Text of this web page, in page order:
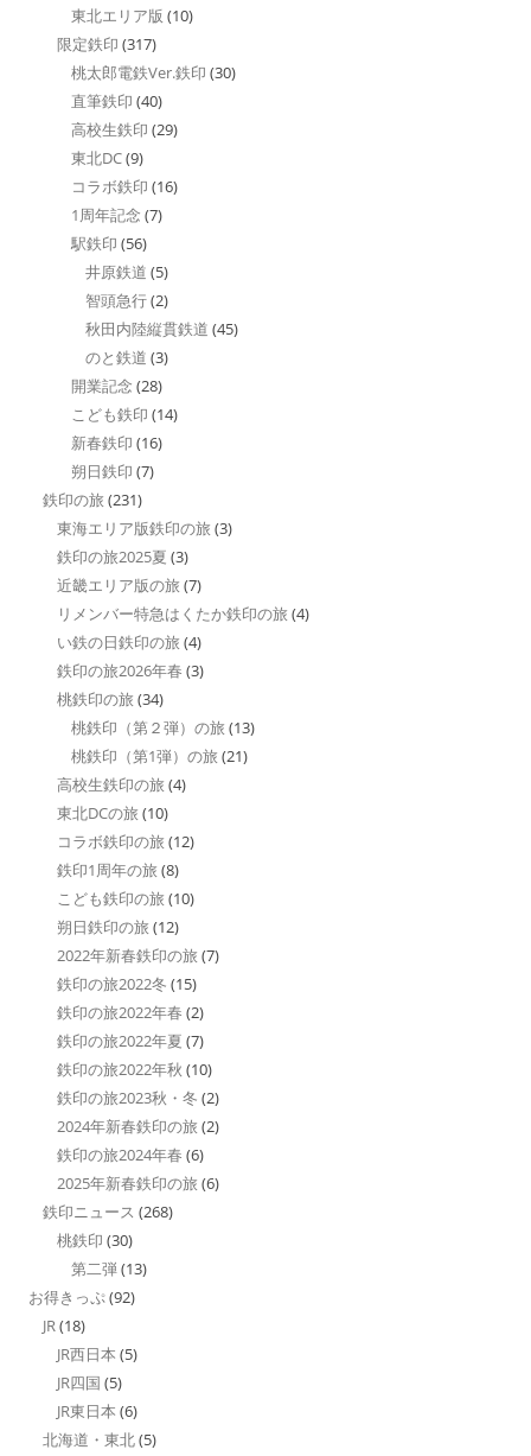
東北エリア版 (10)
限定鉄印 (317)
桃太郎電鉄Ver.鉄印 (30)
直筆鉄印 (40)
高校生鉄印 (29)
東北DC(9)
コラボ鉄印 (16)
1周年記念 (7)
駅鉄印 (56)
井原鉄道 (5)
智頭急行(2)
秋田内陸縦貫鉄道 (45)
のと鉄道 (3)
開業記念 (28)
こども鉄印 (14)
新春鉄印 (16)
朔日鉄印 (7)
鉄印の旅 (231)
東海エリア版鉄印の旅 (3)
鉄印の旅2025夏 (3)
近畿エリア版の旅 (7)
リメンバー特急はくたか鉄印の旅 (4)
い鉄の日鉄印の旅 (4)
鉄印の旅2026年春 (3)
桃鉄印の旅 (34)
桃鉄印（第２弾）の旅 (13)
桃鉄印（第1弾）の旅 (21)
高校生鉄印の旅 (4)
東北DCの旅 (10)
コラボ鉄印の旅 (12)
鉄印1周年の旅 (8)
こども鉄印の旅 (10)
朔日鉄印の旅 (12)
2022年新春鉄印の旅 (7)
鉄印の旅2022冬 (15)
鉄印の旅2022年春 (2)
鉄印の旅2022年夏 (7)
鉄印の旅2022年秋 (10)
鉄印の旅2023秋・冬 (2)
2024年新春鉄印の旅 (2)
鉄印の旅2024年春 (6)
2025年新春鉄印の旅 (6)
鉄印ニュース (268)
桃鉄印 (30)
第二弾(13)
お得きっぷ(92)
JR (18)
JR西日本 (5)
JR四国 (5)
JR東日本 (6)
北海道・東北(5)